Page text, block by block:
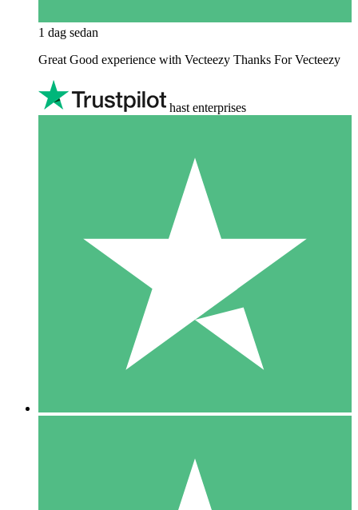
1 dag sedan
Great Good experience with Vecteezy Thanks For Vecteezy
hast enterprises